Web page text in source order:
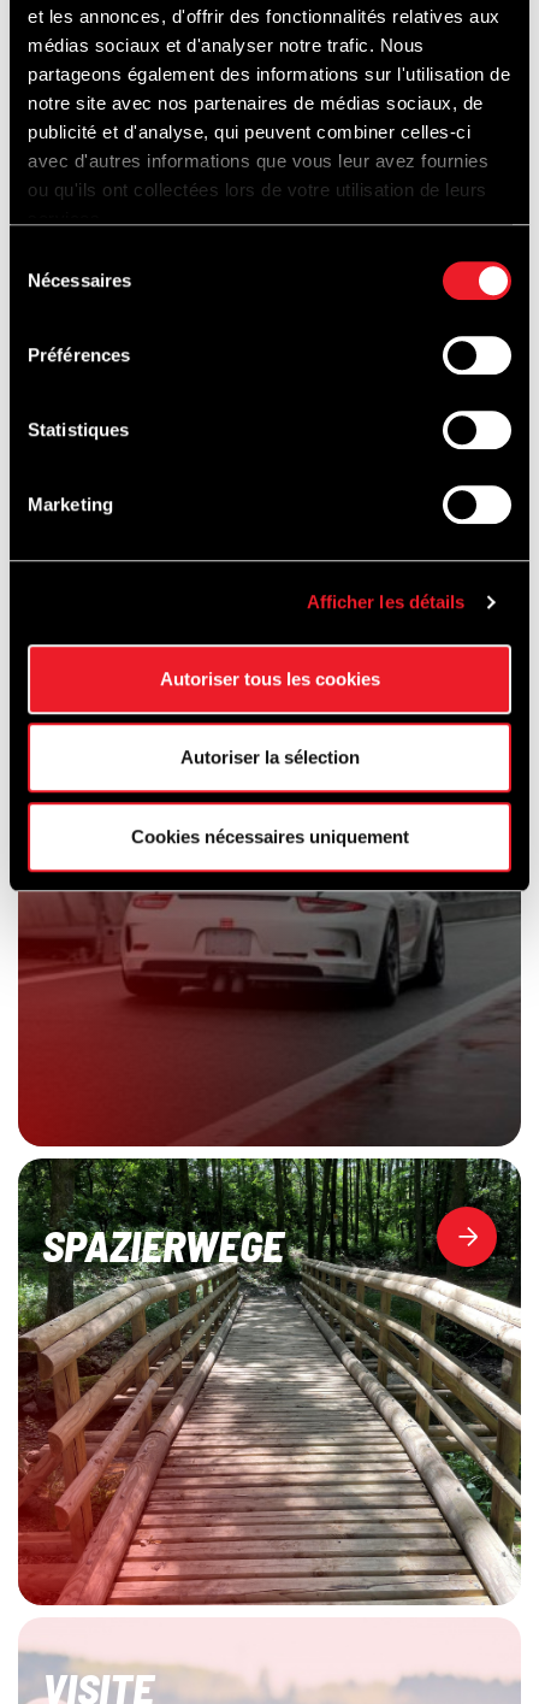
et les annonces, d'offrir des fonctionnalités relatives aux
médias sociaux et d'analyser notre trafic. Nous
partageons également des informations sur l'utilisation de
notre site avec nos partenaires de médias sociaux, de
publicité et d'analyse, qui peuvent combiner celles-ci
avec d'autres informations que vous leur avez fournies
ou qu'ils ont collectées lors de votre utilisation de leurs
Nécessaires
Préférences
Statistiques
Marketing
Afficher les détails
Autoriser tous les cookies
Autoriser la sélection
Cookies nécessaires uniquement
FAHRTRAINING
&
AUTOVERMIETUNG
SPAZIERWEGE
VISITE